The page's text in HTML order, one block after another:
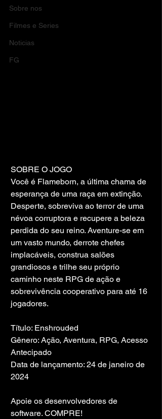
Sobre nos
Filmes e Series
Noticias
FG
SOBRE O JOGO
Você é Flameborn, a última chama de
esperança de uma raça em extinção.
Desperte, sobreviva ao terror de uma
névoa corruptora e recupere a beleza
perdida do seu reino. Aventure-se em
um vasto mundo, derrote chefes
implacáveis, construa salões
grandiosos e trilhe seu próprio
caminho neste RPG de ação e
sobrevivência cooperativo para até 16
jogadores.
Título: Enshrouded
Gênero: Ação, Aventura, RPG, Acesso
Antecipado
Data de lançamento: 24 de janeiro de
2024
Apoie os desenvolvedores de
software. COMPRE!